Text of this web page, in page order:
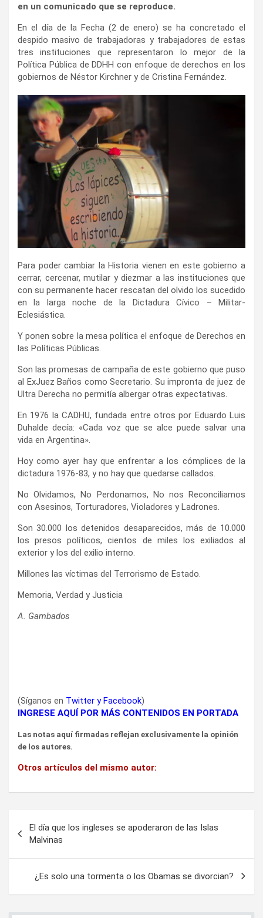
en un comunicado que se reproduce.
En el día de la Fecha (2 de enero) se ha concretado el
despido masivo de trabajadoras y trabajadores de estas
tres instituciones que representaron lo mejor de la
Política Pública de DDHH con enfoque de derechos en los
gobiernos de Néstor Kirchner y de Cristina Fernández.
Para poder cambiar la Historia vienen en este gobierno a
cerrar, cercenar, mutilar y diezmar a las instituciones que
con su permanente hacer rescatan del olvido los sucedido
en la larga noche de la Dictadura Cívico – Militar-
Eclesiástica.
Y ponen sobre la mesa política el enfoque de Derechos en
las Políticas Públicas.
Son las promesas de campaña de este gobierno que puso
al ExJuez Baños como Secretario. Su impronta de juez de
Ultra Derecha no permitía albergar otras expectativas.
En 1976 la CADHU, fundada entre otros por Eduardo Luis
Duhalde decía: «Cada voz que se alce puede salvar una
vida en Argentina».
Hoy como ayer hay que enfrentar a los cómplices de la
dictadura 1976-83, y no hay que quedarse callados.
No Olvidamos, No Perdonamos, No nos Reconciliamos
con Asesinos, Torturadores, Violadores y Ladrones.
Son 30.000 los detenidos desaparecidos, más de 10.000
los presos políticos, cientos de miles los exiliados al
exterior y los del exilio interno.
Millones las víctimas del Terrorismo de Estado.
Memoria, Verdad y Justicia
A. Gambados
(Síganos en Twitter yFacebook)
INGRESE AQUÍ POR MÁS CONTENIDOS EN PORTADA
Las notas aquí firmadas reflejan exclusivamente la opinión
de los autores.
Otros artículos del mismo autor:
de
entradas
El día que los ingleses se apoderaron de las Islas
Malvinas
¿Es solo una tormenta o los Obamas se divorcian?